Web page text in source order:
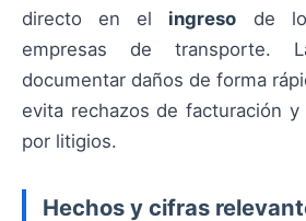
directo en el ingreso de
empresas de transporte.
documentar daños de forma
evita rechazos de facturación y
por litigios.
Hechos y cifras